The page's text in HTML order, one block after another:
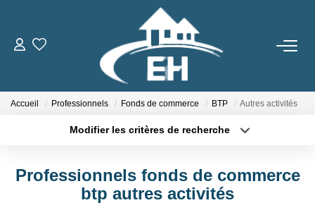
ACHETER
Gestion Locative
Accueil Professionnels Fonds de commerce BTP Autres activités
Modifier les critères de recherche
Sélectionnez...
Type de bien
Surface min
Professionnels fonds de commerce
btp autres activités